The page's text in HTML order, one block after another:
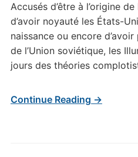
Accusés d’être à l’origine
d’avoir noyauté les États-
naissance ou encore
de l’Union soviétique, les
jours des théories
Continue Reading →